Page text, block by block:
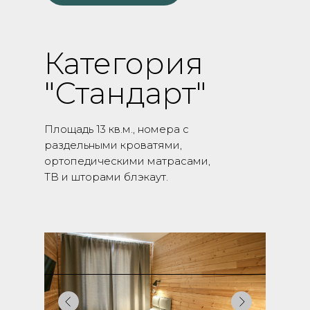
Категория
"Стандарт"
Площадь 13 кв.м., номера с
раздельными кроватями,
ортопедическими матрасами,
ТВ и шторами блэкаут.